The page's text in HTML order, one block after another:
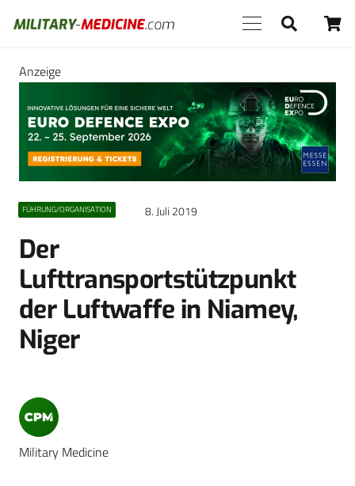
Anzeige
FÜHRUNG/ORGANISATION 8. Juli 2019
Der
Lufttransportstützpunkt
der ­Luftwaffe in Niamey,
Niger
Military Medicine